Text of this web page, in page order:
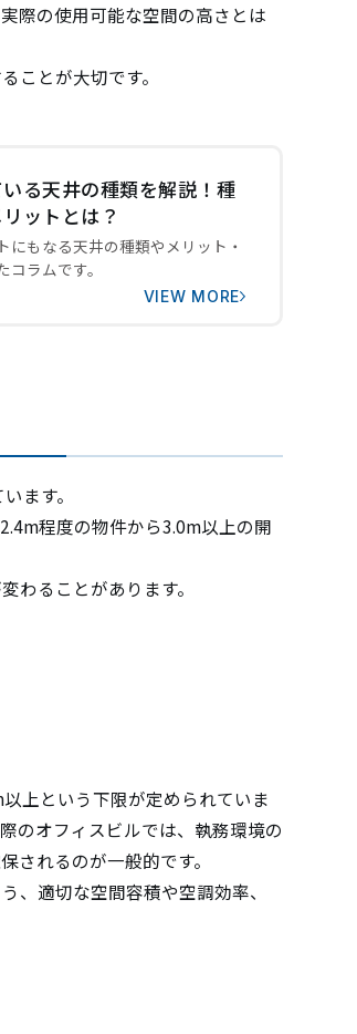
・デザイン
際の使用可能な空間の高さとは
ことが大切です。
る天井の種類を解説！種
ットとは？
にもなる天井の種類やメリット・
ラムです。
VIEW MORE
ます。
程度の物件から3.0m以上の開
わることがあります。
上という下限が定められていま
のオフィスビルでは、執務環境の
されるのが一般的です。
、適切な空間容積や空調効率、